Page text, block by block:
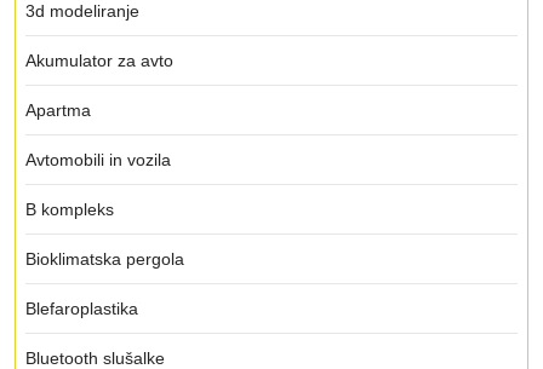
3d modeliranje
Akumulator za avto
Apartma
Avtomobili in vozila
B kompleks
Bioklimatska pergola
Blefaroplastika
Bluetooth slušalke